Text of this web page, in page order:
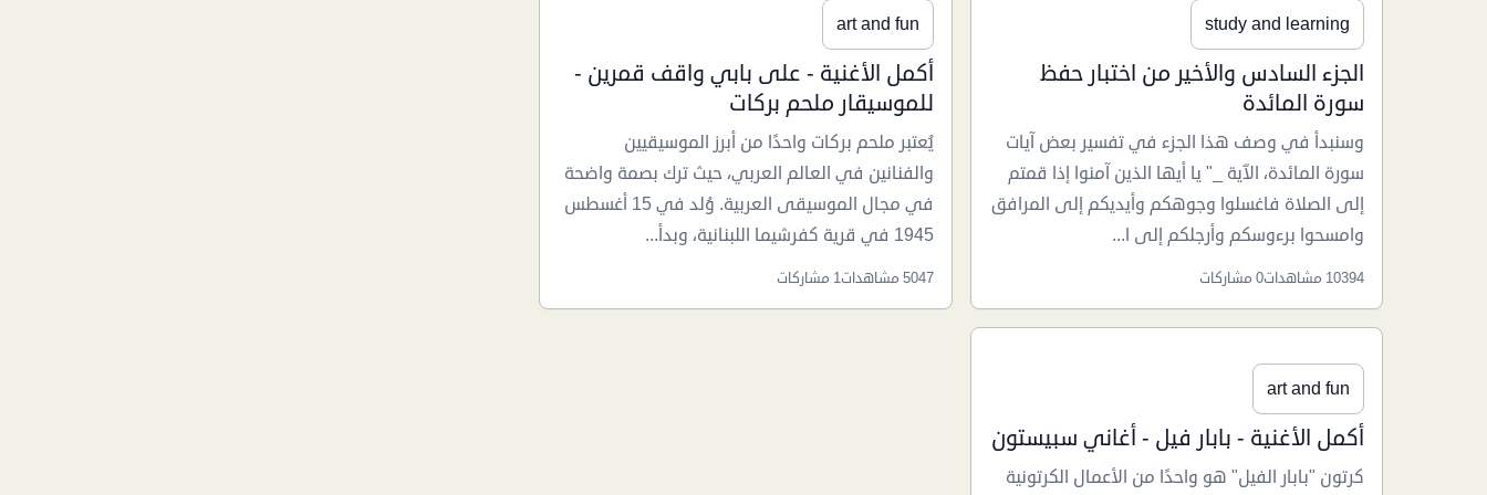
study and learning
الجزء السادس والأخير من اختبار حفظ
سورة المائدة
وسنبدأ في وصف هذا الجزء في تفسير بعض آيات
سورة المائدة، الاّية _" يا أيها الذين آمنوا إذا قمتم
إلى الصلاة فاغسلوا وجوهكم وأيديكم إلى المرافق
وامسحوا برءوسكم وأرجلكم إلى ا...
10394 مشاهدات 0 مشاركات
art and fun
أكمل الأغنية - على بابي واقف قمرين -
للموسيقار ملحم بركات
يُعتبر ملحم بركات واحدًا من أبرز الموسيقيين
والفنانين في العالم العربي، حيث ترك بصمة واضحة
في مجال الموسيقى العربية. وُلد في 15 أغسطس
1945 في قرية كفرشيما اللبنانية، وبدأ...
5047 مشاهدات 1 مشاركات
art and fun
أكمل الأغنية - بابار فيل - أغاني سبيستون
كرتون "بابار الفيل" هو واحدًا من الأعمال الكرتونية